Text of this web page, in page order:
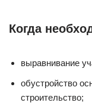
Когда
выравнивание
обустройство
строительство;